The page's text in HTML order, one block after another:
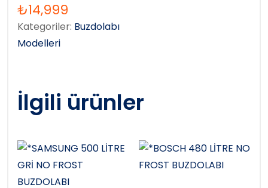
₺14,999
Kategoriler: Buzdolabı
Modelleri
İlgili ürünler